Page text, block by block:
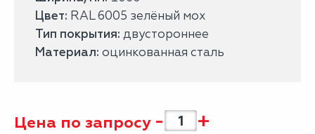
Цвет: RAL 6005 зелёный мох
Тип покрытия: двустороннее
Материал: оцинкованная сталь
Цена по запросу - +